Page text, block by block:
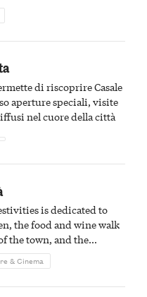
di riscoprire Casale
aperture speciali, visite
nel cuore della città
is dedicated to
the food and wine walk
the town, and the
& Cinema